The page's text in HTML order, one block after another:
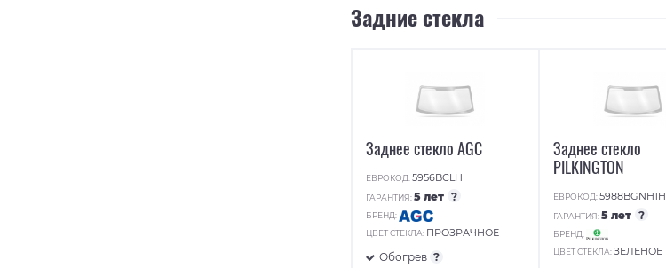
Задние стекла
Заднее стекло AGC
ЕВРОКОД:5956BCLH
ГАРАНТИЯ:5 лет ?
БРЕНД:
ЦВЕТ СТЕКЛА: ПРОЗРАЧНОЕ
Обогрев ?
Заднее стекло
PILKINGTON
ЕВРОКОД:5988BGNH1H
ГАРАНТИЯ:5 лет ?
БРЕНД:
ЦВЕТ СТЕКЛА:ЗЕЛЕНОЕ